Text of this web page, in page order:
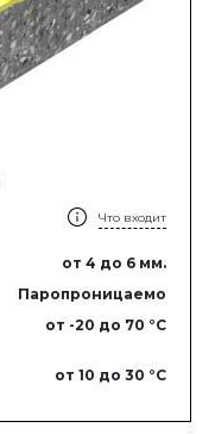
Что входит
от 4 до 6 мм.
Паропроницаемо
от -20 до 70 °C
от 10 до 30 °C